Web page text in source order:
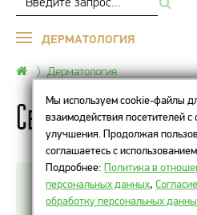
ДЕРМАТОЛОГИЯ
Дерматология
Себорея кожи
Себорея кожи головы в
встречается достаточно
Мы используем cookie-файлы
взаимодействия посетителей с
улучшения. Продолжая
соглашаетесь с
Подробнее:Политика в
персональных данных,
обработку персональных